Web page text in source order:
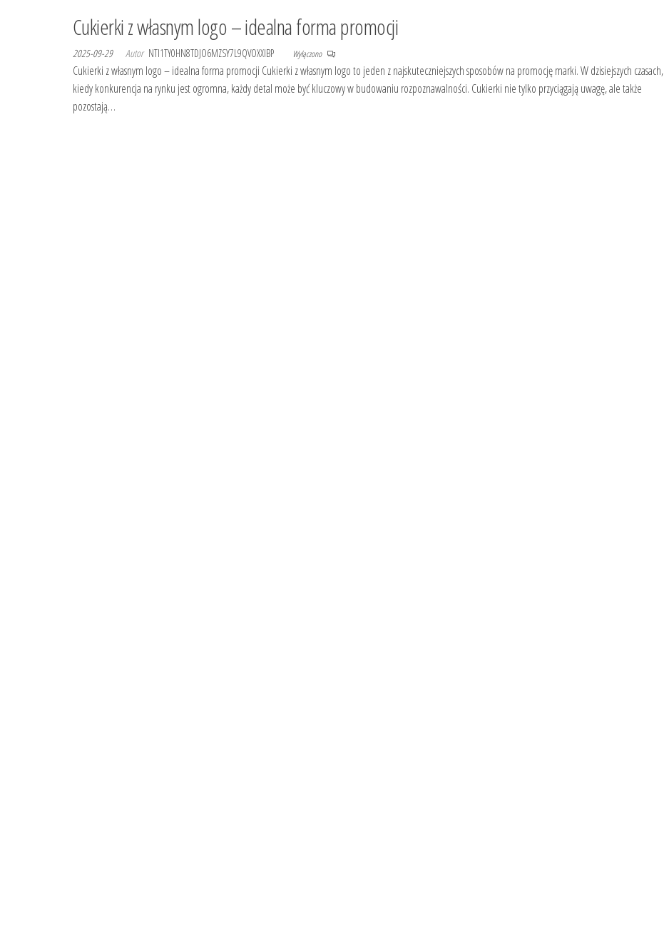
Cukierki z własnym logo – idealna forma promocji
2025-09-29 Autor NTI1TY0HN8TDJO6MZSY7L9QVOXXIBP Wyłączono
Cukierki z własnym logo – idealna forma promocji Cukierki z własnym logo to jeden z najskuteczniejszych sposobów na promocję marki. W dzisiejszych czasach,
kiedy konkurencja na rynku jest ogromna, każdy detal może być kluczowy w budowaniu rozpoznawalności. Cukierki nie tylko przyciągają uwagę, ale także
pozostają…